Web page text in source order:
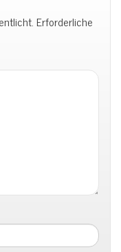
Erforderliche